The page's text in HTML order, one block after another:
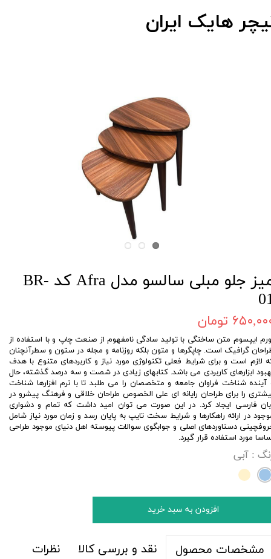
هایک ایران
میز جلو مبلی سالسو مدل Afra کد BR-
تومان
ایپسوم متن ساختگی با تولید سادگی نامفهوم از صنعت چاپ و با استفاده از
گرافیک است. چاپگرها و متون بلکه روزنامه و مجله در ستون و سطرآنچنان
لازم است و برای شرایط فعلی تکنولوژی مورد نیاز و کاربردهای متنوع با هدف
ابزارهای کاربردی می باشد. کتابهای زیادی در شصت و سه درصد گذشته، حال
آینده شناخت فراوان جامعه و متخصصان را می طلبد تا با نرم افزارها شناخت
را برای طراحان رایانه ای علی الخصوص طراحان خلاقی و فرهنگ پیشرو در
فارسی ایجاد کرد. در این صورت می توان امید داشت که تمام و دشواری
در ارائه راهکارها و شرایط سخت تایپ به پایان رسد و زمان مورد نیاز شامل
دستاوردهای اصلی و جوابگوی سوالات پیوسته اهل دنیای موجود طراحی
مورد استفاده قرار گیرد.
: آبی
افزودن به سبد خرید
مشخصات محصول نقد و بررسی کالا نظرات